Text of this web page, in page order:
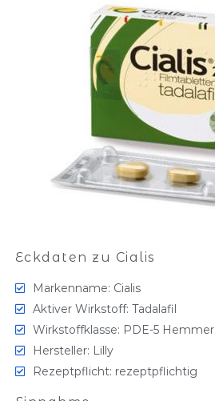
Eckdaten zu Cialis
Markenname: Cialis
Aktiver Wirkstoff: Tadalafil
Wirkstoffklasse: PDE-5 Hemmer
Hersteller: Lilly
Rezeptpflicht: rezeptpflichtig